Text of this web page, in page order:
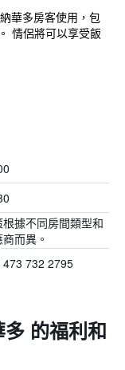
華多房客使用，包
情侶將可以享受飯
根據不同房間類型和
而異。
473 732 2795
的福利和